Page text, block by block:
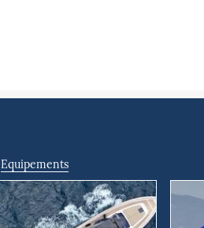
Equipements